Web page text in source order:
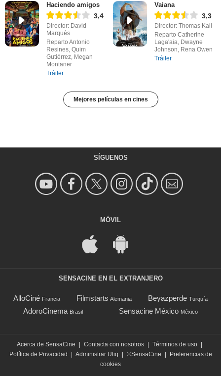
Haciendo amigos
3,4
Director: David
Marqués
Reparto Antonio
Resines, Quim
Gutiérrez, Megan
Montaner
Tráiler
Vaiana
3,3
Director: Thomas Kail
Reparto Catherine
Laga'aia, Dwayne
Johnson, Rena Owen
Tráiler
Mejores películas en cines
SÍGUENOS
MÓVIL
SENSACINE EN EL EXTRANJERO
AlloCiné Francia Filmstarts Alemania Beyazperde Turquía
AdoroCinema Brasil Sensacine México México
Acerca de SensaCine | Contacta con nosotros | Términos de uso |
Política de Privacidad
| Administrar Utiq | ©SensaCine |
Preferencias de
cookies